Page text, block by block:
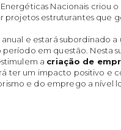
Energéticas Nacionais criou o
projetos estruturantes que
anual e estará subordinado
período em questão. Nesta
a criação de
ter um impacto positivo e
e do emprego a nível